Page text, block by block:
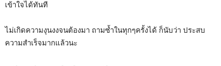
เข้าใจได้ทันที
ไม่เกิดความงุนงงจนต้องมา ถามซ้ำในทุกๆครั้งได้ ก็นับว่า ประสบ
ความสำเร็จมากแล้วนะ